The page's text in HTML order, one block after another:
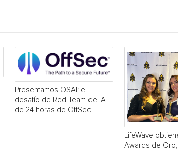
Presentamos OSAI: el
desafío de Red Team de IA
de 24 horas de OffSec
LifeWave
Awards de Oro,